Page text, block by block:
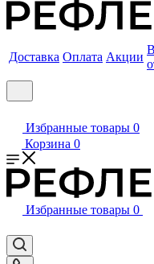
Доставка Оплата Акции
Избранные товары 0
Корзина 0
Избранные товары 0